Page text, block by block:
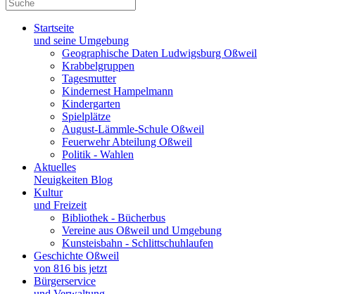
Startseite
und seine Umgebung
Geographische Daten Ludwigsburg Oßweil
Krabbelgruppen
Tagesmutter
Kindernest Hampelmann
Kindergarten
Spielplätze
August-Lämmle-Schule Oßweil
Feuerwehr Abteilung Oßweil
Politik - Wahlen
Aktuelles
Neuigkeiten Blog
Kultur
und Freizeit
Bibliothek - Bücherbus
Vereine aus Oßweil und Umgebung
Kunsteisbahn - Schlittschuhlaufen
Geschichte Oßweil
von 816 bis jetzt
Bürgerservice